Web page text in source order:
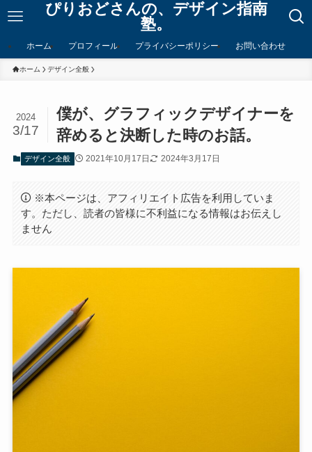
ぴりおどさんの、デザイン指南
塾。
ホーム プロフィール プライバシーポリシー お問い合わせ
ホーム デザイン全般
僕が、グラフィックデザイナーを
辞めると決断した時のお話。
2024
3/17
デザイン全般 2021年10月17日 2024年3月17日
※本ページは、アフィリエイト広告を利用していま
す。ただし、読者の皆様に不利益になる情報はお伝えし
ません